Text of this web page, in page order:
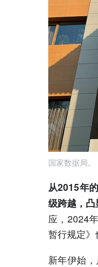
国家数据局。
从2015年
级跨越，凸
应，2024
暂行规定》
新年伊始